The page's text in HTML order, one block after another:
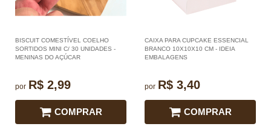
BISCUIT COMESTÍVEL COELHO
SORTIDOS MINI C/ 30 UNIDADES -
MENINAS DO AÇÚCAR
por R$ 2,99
COMPRAR
CAIXA PARA CUPCAKE ESSENCIAL
BRANCO 10X10X10 CM - IDEIA
EMBALAGENS
por R$ 3,40
COMPRAR